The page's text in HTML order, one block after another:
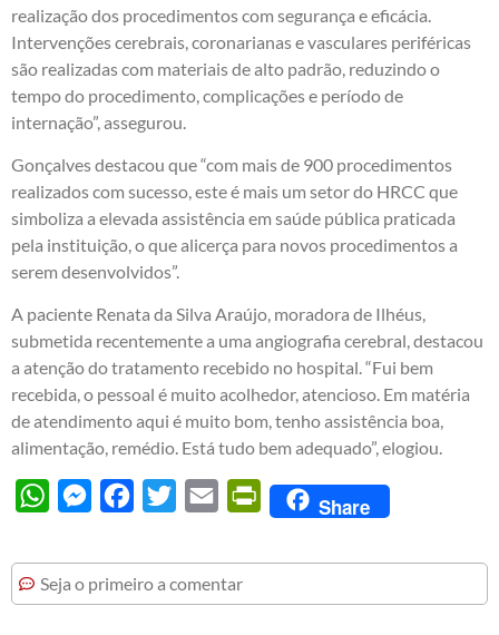
realização dos procedimentos com segurança e eficácia.
Intervenções cerebrais, coronarianas e vasculares periféricas
são realizadas com materiais de alto padrão, reduzindo o
tempo do procedimento, complicações e período de
internação”, assegurou.
Gonçalves destacou que “com mais de 900 procedimentos
realizados com sucesso, este é mais um setor do HRCC que
simboliza a elevada assistência em saúde pública praticada
pela instituição, o que alicerça para novos procedimentos a
serem desenvolvidos”.
A paciente Renata da Silva Araújo, moradora de Ilhéus,
submetida recentemente a uma angiografia cerebral, destacou
a atenção do tratamento recebido no hospital. “Fui bem
recebida, o pessoal é muito acolhedor, atencioso. Em matéria
de atendimento aqui é muito bom, tenho assistência boa,
alimentação, remédio. Está tudo bem adequado”, elogiou.
WhatsAppMessengerFacebook
Twitter Email PrintFriendly
Share
Seja o primeiro a comentar